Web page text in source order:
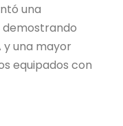
una
demostrando
y una mayor
equipados con